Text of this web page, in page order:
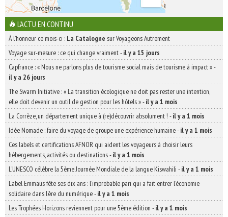
L'ACTU EN CONTINU
À l'honneur ce mois-ci : La Catalogne sur Voyageons Autrement
Voyage sur-mesure : ce qui change vraiment-il y a 15 jours
Capfrance : « Nous ne parlons plus de tourisme social mais de tourisme à impact »-
il y a 26 jours
The Swarm Initiative : « La transition écologique ne doit pas rester une intention,
elle doit devenir un outil de gestion pour les hôtels »-il y a 1 mois
La Corrèze, un département unique à (re)découvrir absolument ! -il y a 1 mois
Idée Nomade : faire du voyage de groupe une expérience humaine-il y a 1 mois
Ces labels et certifications AFNOR qui aident les voyageurs à choisir leurs
hébergements, activités ou destinations-il y a 1 mois
L’UNESCO célèbre la 5ème Journée Mondiale de la langue Kiswahili -il y a 1 mois
Label Emmaüs fête ses dix ans : l’improbable pari qui a fait entrer l’économie
solidaire dans l’ère du numérique-il y a 1 mois
Les Trophées Horizons reviennent pour une 5ème édition -il y a 1 mois